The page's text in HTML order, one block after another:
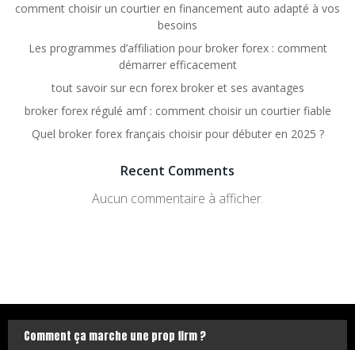
comment choisir un courtier en financement auto adapté à vos
besoins
Les programmes d’affiliation pour broker forex : comment
démarrer efficacement
tout savoir sur ecn forex broker et ses avantages
broker forex régulé amf : comment choisir un courtier fiable
Quel broker forex français choisir pour débuter en 2025 ?
Recent Comments
Aucun commentaire à afficher.
Comment ça marche une prop firm ?